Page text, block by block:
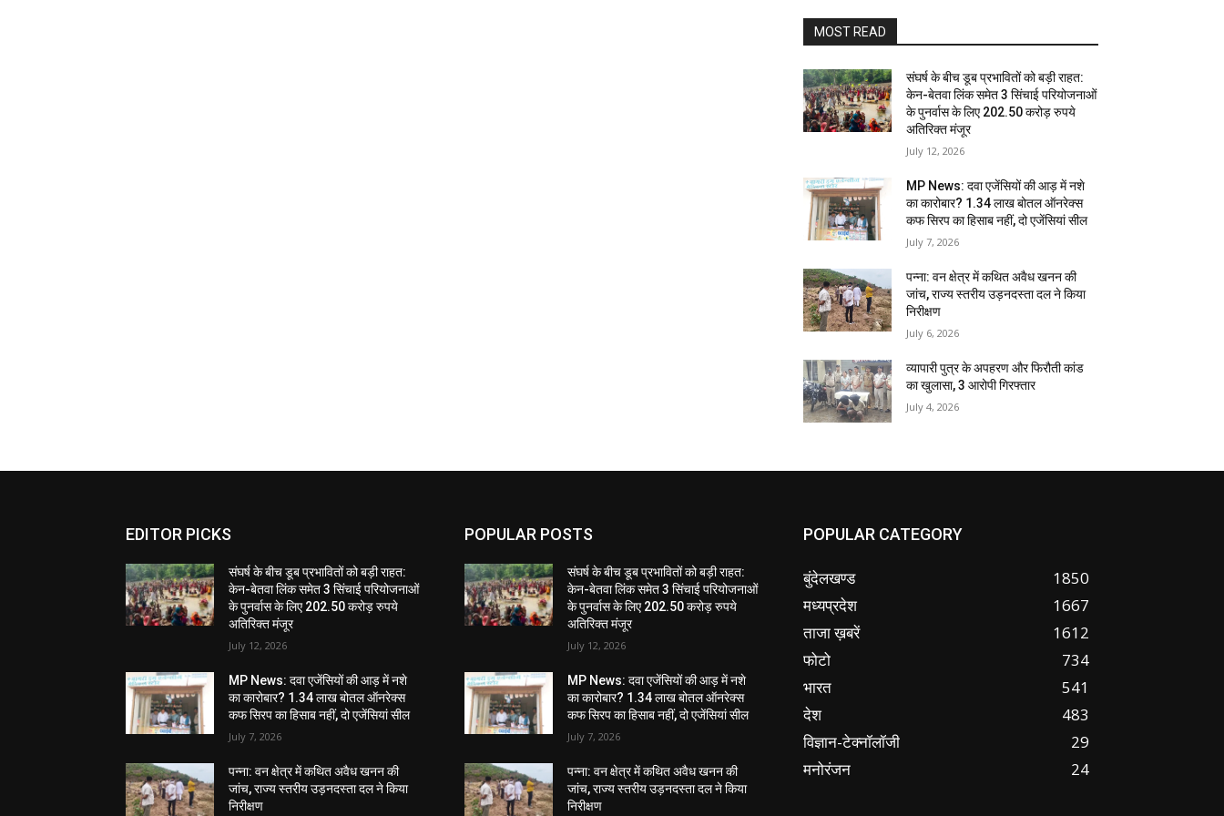
MOST READ
संघर्ष के बीच डूब प्रभावितों को बड़ी राहत:
केन-बेतवा लिंक समेत 3 सिंचाई परियोजनाओं
के पुनर्वास के लिए 202.50 करोड़ रुपये
अतिरिक्त मंजूर
July 12, 2026
MP News: दवा एजेंसियों की आड़ में नशे
का कारोबार? 1.34 लाख बोतल ऑनरेक्स
कफ सिरप का हिसाब नहीं, दो एजेंसियां सील
July 7, 2026
पन्ना: वन क्षेत्र में कथित अवैध खनन की
जांच, राज्य स्तरीय उड़नदस्ता दल ने किया
निरीक्षण
July 6, 2026
व्यापारी पुत्र के अपहरण और फिरौती कांड
का खुलासा, 3 आरोपी गिरफ्तार
July 4, 2026
EDITOR PICKS
संघर्ष के बीच डूब प्रभावितों को बड़ी राहत:
केन-बेतवा लिंक समेत 3 सिंचाई परियोजनाओं
के पुनर्वास के लिए 202.50 करोड़ रुपये
अतिरिक्त मंजूर
July 12, 2026
MP News: दवा एजेंसियों की आड़ में नशे
का कारोबार? 1.34 लाख बोतल ऑनरेक्स
कफ सिरप का हिसाब नहीं, दो एजेंसियां सील
July 7, 2026
पन्ना: वन क्षेत्र में कथित अवैध खनन की
जांच, राज्य स्तरीय उड़नदस्ता दल ने किया
निरीक्षण
POPULAR POSTS
संघर्ष के बीच डूब प्रभावितों को बड़ी राहत:
केन-बेतवा लिंक समेत 3 सिंचाई परियोजनाओं
के पुनर्वास के लिए 202.50 करोड़ रुपये
अतिरिक्त मंजूर
July 12, 2026
MP News: दवा एजेंसियों की आड़ में नशे
का कारोबार? 1.34 लाख बोतल ऑनरेक्स
कफ सिरप का हिसाब नहीं, दो एजेंसियां सील
July 7, 2026
पन्ना: वन क्षेत्र में कथित अवैध खनन की
जांच, राज्य स्तरीय उड़नदस्ता दल ने किया
निरीक्षण
POPULAR CATEGORY
बुंदेलखण्ड
1850
मध्यप्रदेश
1667
ताजा ख़बरें
1612
फोटो
734
भारत
541
देश
483
विज्ञान-टेक्नॉलॉजी
29
मनोरंजन
24